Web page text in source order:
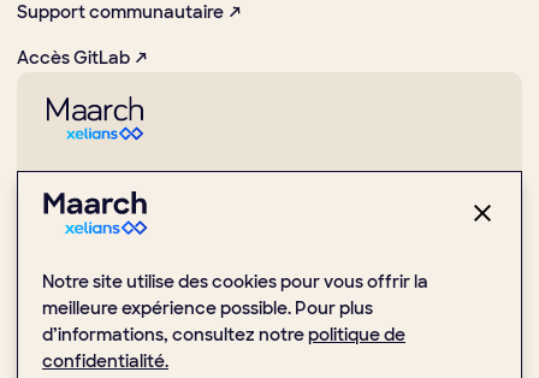
Pionnier dans la promotion des usages numériques et Open
Source
1 Place de la Boule, 92000 Nanterre
(+33) 1 47 24 51 59
Support communautaire ↗
Accès GitLab ↗
Notre site utilise des cookies pour vous offrir la
meilleure expérience possible. Pour plus
d’informations, consultez notrepolitique de
confidentialité.